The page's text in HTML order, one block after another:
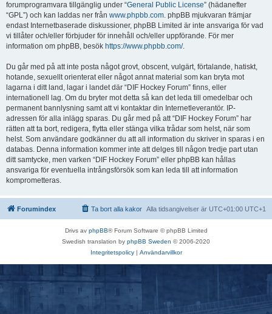
forumprogramvara tillgänglig under “General Public License” (hädanefter
“GPL”) och kan laddas ner från www.phpbb.com. phpBB mjukvaran främjar
endast Internetbaserade diskussioner, phpBB Limited är inte ansvariga för vad
vi tillåter och/eller förbjuder för innehåll och/eller uppförande. För mer
information om phpBB, besök https://www.phpbb.com/.
Du går med på att inte posta något grovt, obscent, vulgärt, förtalande, hatiskt,
hotande, sexuellt orienterat eller något annat material som kan bryta mot
lagarna i ditt land, lagar i landet där “DIF Hockey Forum” finns, eller
internationell lag. Om du bryter mot detta så kan det leda till omedelbar och
permanent bannlysning samt att vi kontaktar din Internetleverantör. IP-
adressen för alla inlägg sparas. Du går med på att “DIF Hockey Forum” har
rätten att ta bort, redigera, flytta eller stänga vilka trådar som helst, när som
helst. Som användare godkänner du att all information du skriver in sparas i en
databas. Denna information kommer inte att delges till någon tredje part utan
ditt samtycke, men varken “DIF Hockey Forum” eller phpBB kan hållas
ansvariga för eventuella intrångsförsök som kan leda till att information
komprometteras.
Forumindex Alla tidsangivelser är UTC+01:00 UTC+1
Ta bort alla kakor
Drivs av phpBB® Forum Software © phpBB Limited
Swedish translation by phpBB Sweden © 2006-2020
Integritetspolicy| Användarvillkor